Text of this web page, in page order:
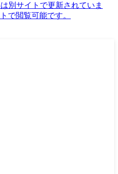
別サイトで更新されていま
で閲覧可能です。